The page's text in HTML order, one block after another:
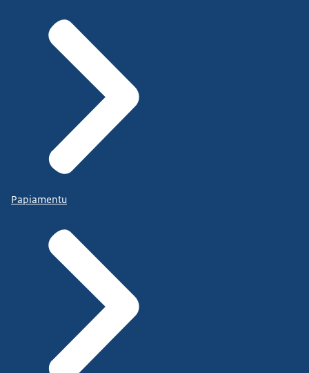
Papiamentu